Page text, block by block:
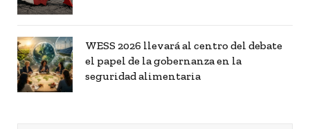
WESS 2026 llevará al centro del debate
el papel de la gobernanza en la
seguridad alimentaria